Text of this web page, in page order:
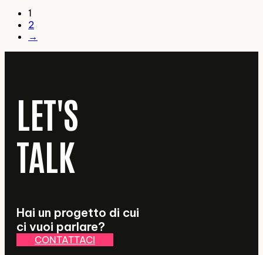
1
2
→
LET'S
TALK
Hai un progetto di cui
ci vuoi parlare?
CONTATTACI